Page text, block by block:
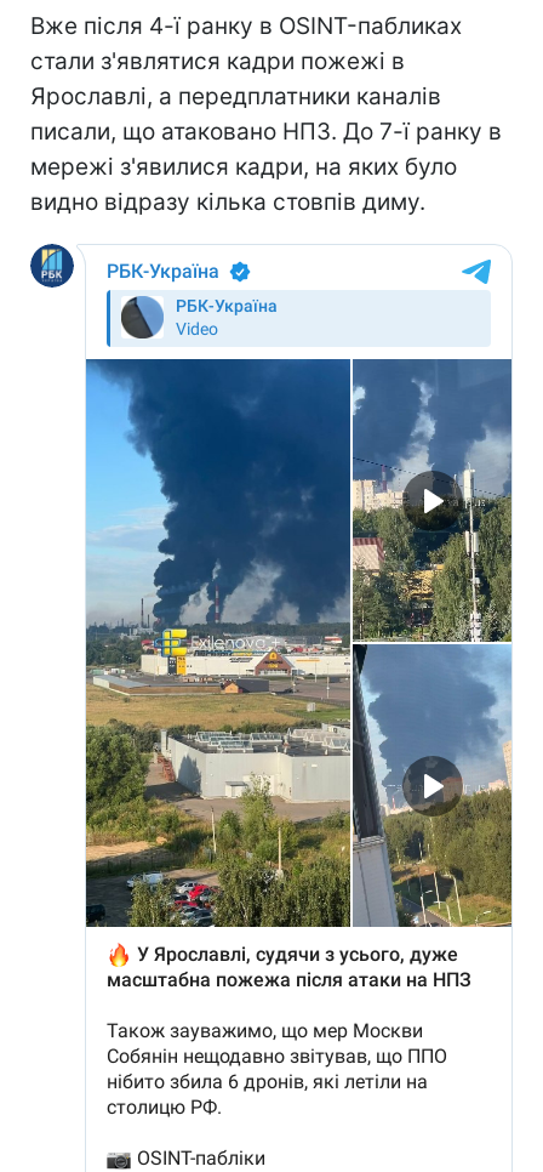
Вже після 4-ї ранку в OSINT-пабликах
стали з'являтися кадри пожежі в
Ярославлі, а передплатники каналів
писали, що атаковано НПЗ. До 7-ї ранку в
мережі з'явилися кадри, на яких було
видно відразу кілька стовпів диму.